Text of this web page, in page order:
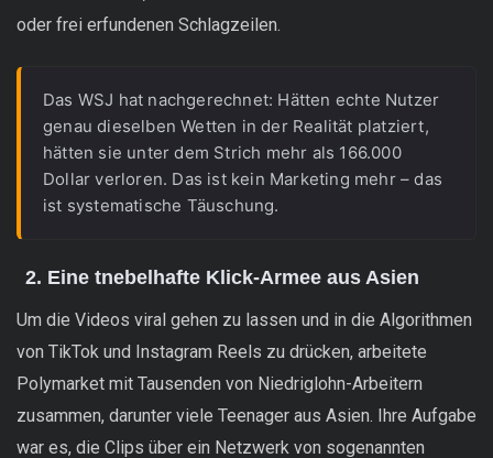
oder frei erfundenen Schlagzeilen.
Das WSJ hat nachgerechnet: Hätten echte Nutzer
genau dieselben Wetten in der Realität platziert,
hätten sie unter dem Strich mehr als 166.000
Dollar verloren. Das ist kein Marketing mehr – das
ist systematische Täuschung.
2. Eine tnebelhafte Klick-Armee aus Asien
Um die Videos viral gehen zu lassen und in die Algorithmen
von TikTok und Instagram Reels zu drücken, arbeitete
Polymarket mit Tausenden von Niedriglohn-Arbeitern
zusammen, darunter viele Teenager aus Asien. Ihre Aufgabe
war es, die Clips über ein Netzwerk von sogenannten